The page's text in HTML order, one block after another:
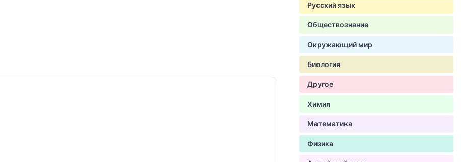
Русский язык
Обществознание
Окружающий мир
Биология
Другое
Химия
Математика
Физика